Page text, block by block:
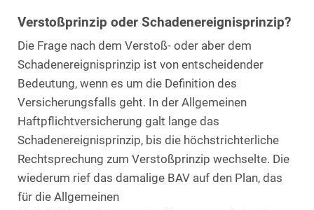
Verstoßprinzip oder Schadenereignisprinzip?
Die Frage nach dem Verstoß- oder aber dem
Schadenereignisprinzip ist von entscheidender
Bedeutung, wenn es um die Definition des
Versicherungsfalls geht. In der Allgemeinen
Haftpflichtversicherung galt lange das
Schadenereignisprinzip, bis die höchstrichterliche
Rechtsprechung zum Verstoßprinzip wechselte. Die
wiederum rief das damalige BAV auf den Plan, das
für die Allgemeinen